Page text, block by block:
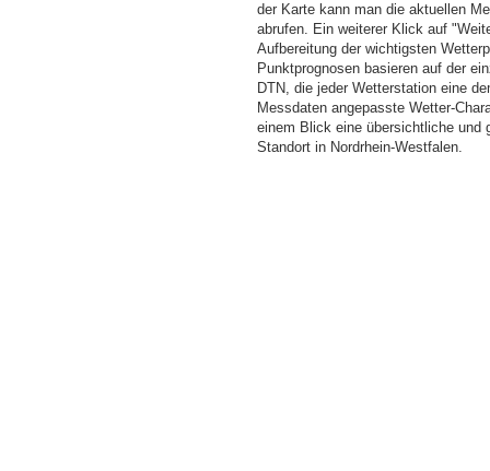
der Karte kann man die aktuellen
abrufen. Ein weiterer Klick auf
Aufbereitung der wichtigsten
Punktprognosen basieren auf der
DTN, die jeder Wetterstation eine
Messdaten angepasste Wetter-
einem Blick eine übersichtliche und
Standort in Nordrhein-Westfalen.